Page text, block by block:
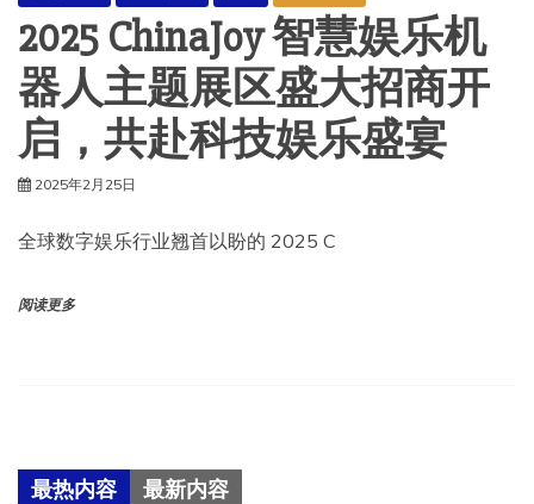
2025 ChinaJoy 智慧娱乐机
器人主题展区盛大招商开
启，共赴科技娱乐盛宴
2025年2月25日
全球数字娱乐行业翘首以盼的 2025 C
阅读更多
最热内容 最新内容